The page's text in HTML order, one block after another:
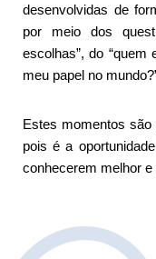
desenvolvidas de
por meio dos
escolhas”, do “quem
meu papel no
Estes momentos
pois é a
conhecerem melhor